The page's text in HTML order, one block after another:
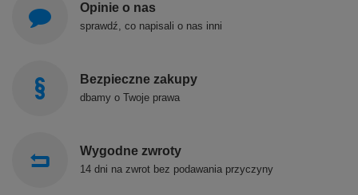
Opinie o nas
sprawdź, co napisali o nas inni
Bezpieczne zakupy
dbamy o Twoje prawa
Wygodne zwroty
14 dni na zwrot bez podawania przyczyny